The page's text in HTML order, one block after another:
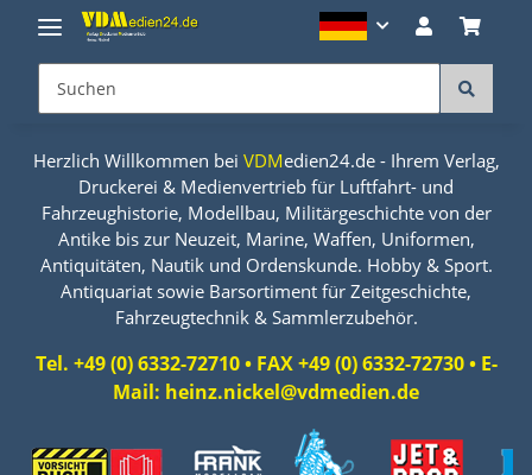
Herzlich Willkommen bei VDMedien24.de - Ihrem Verlag,
Druckerei & Medienvertrieb für Luftfahrt- und
Fahrzeughistorie, Modellbau, Militärgeschichte von der
Antike bis zur Neuzeit, Marine, Waffen, Uniformen,
Antiquitäten, Nautik und Ordenskunde. Hobby & Sport.
Antiquariat sowie Barsortiment für Zeitgeschichte,
Fahrzeugtechnik & Sammlerzubehör.
Tel. +49 (0) 6332-72710 • FAX +49 (0) 6332-72730 • E-
Mail: heinz.nickel@vdmedien.de